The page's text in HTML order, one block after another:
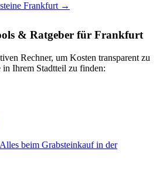
Frankfurt →
& Ratgeber für Frankfurt
Rechner, um Kosten transparent zu
Ihrem Stadtteil zu finden:
beim Grabsteinkauf in der